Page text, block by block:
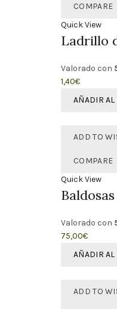
COMPARE
Quick View
Ladrillo
Valorado con
1,40€
AÑADIR AL
ADD TO
COMPARE
Quick View
Valorado con
75,00€
AÑADIR AL
ADD TO